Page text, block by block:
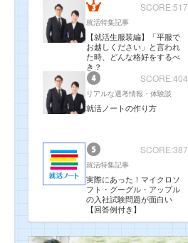
SCORE:517
就活特集記事
【就活生服装編】「平服で
お越しください」と言われ
た時、どんな格好をするべ
き？
SCORE:404
リアルな選考情報・体験談
就活ノートの作り方
SCORE:387
就活特集記事
実際にあった！マイクロソ
フト・グーグル・アップル
の入社試験問題が面白い
【回答例付き】